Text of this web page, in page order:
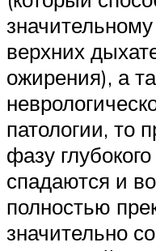
верхних
ожирения), а
патологии, то
фазу
спадаются и
полностью
значительно